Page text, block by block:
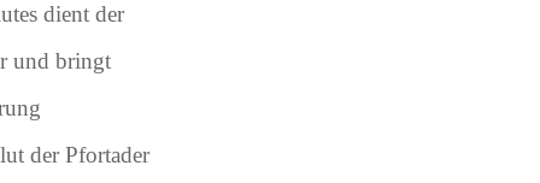
dient der
und bringt
der Pfortader